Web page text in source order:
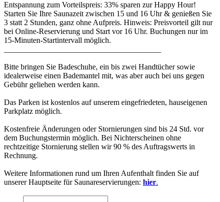
Entspannung zum Vorteilspreis: 33% sparen zur Happy Hour!
Starten Sie Ihre Saunazeit zwischen 15 und 16 Uhr & genießen Sie
3 statt 2 Stunden, ganz ohne Aufpreis. Hinweis: Preisvorteil gilt nur
bei Online-Reservierung und Start vor 16 Uhr. Buchungen nur im
15-Minuten-Startintervall möglich.
Bitte bringen Sie Badeschuhe, ein bis zwei Handtücher sowie
idealerweise einen Bademantel mit, was aber auch bei uns gegen
Gebühr geliehen werden kann.
Das Parken ist kostenlos auf unserem eingefriedeten, hauseigenen
Parkplatz möglich.
Kostenfreie Änderungen oder Stornierungen sind bis 24 Std. vor
dem Buchungstermin möglich. Bei Nichterscheinen ohne
rechtzeitige Stornierung stellen wir 90 % des Auftragswerts in
Rechnung.
Weitere Informationen rund um Ihren Aufenthalt finden Sie auf
unserer Hauptseite für Saunareservierungen: hier.